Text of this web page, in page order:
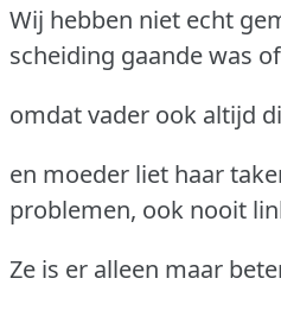
Wij hebben niet echt
scheiding gaande was
omdat vader ook altijd
en moeder liet haar
problemen, ook nooit
Ze is er alleen maar